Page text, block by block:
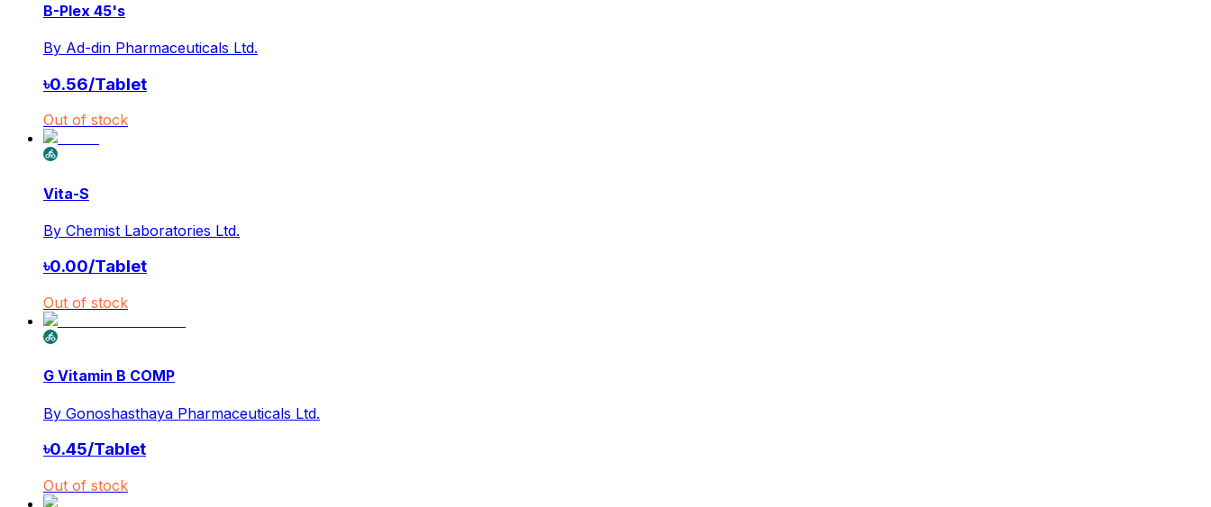
B-Plex 45's
By Ad-din Pharmaceuticals Ltd.
৳0.56/Tablet
Out of stock
Vita-S
By Chemist Laboratories Ltd.
৳0.00/Tablet
Out of stock
G Vitamin B COMP
By Gonoshasthaya Pharmaceuticals Ltd.
৳0.45/Tablet
Out of stock